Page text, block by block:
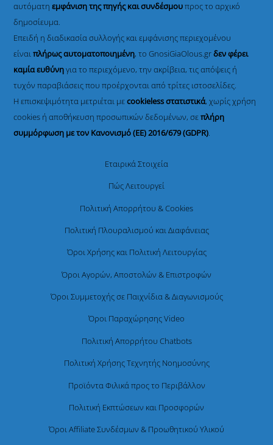
αυτόματηεμφάνιση της πηγής και συνδέσμουπρος το αρχικό
δημοσίευμα.
Επειδή η διαδικασία συλλογής και εμφάνισης περιεχομένου
είναιπλήρως αυτοματοποιημένη, το GnosiGiaOlous.grδεν φέρει
καμία ευθύνηγια το περιεχόμενο, την ακρίβεια, τις απόψεις ή
τυχόν παραβιάσεις που προέρχονται από τρίτες ιστοσελίδες.
Η επισκεψιμότητα μετριέται μεcookieless στατιστικά, χωρίς χρήση
cookies ή αποθήκευση προσωπικών δεδομένων, σεπλήρη
συμμόρφωση με τον Κανονισμό (ΕΕ) 2016/679 (GDPR).
Εταιρικά Στοιχεία
Πώς Λειτουργεί
Πολιτική Απορρήτου & Cookies
Πολιτική Πλουραλισμού και Διαφάνειας
Όροι Χρήσης και Πολιτική Λειτουργίας
Όροι Αγορών, Αποστολών & Επιστροφών
Όροι Συμμετοχής σε Παιχνίδια & Διαγωνισμούς
Όροι Παραχώρησης Video
Πολιτική Απορρήτου Chatbots
Πολιτική Χρήσης Τεχνητής Νοημοσύνης
Προϊόντα Φιλικά προς το Περιβάλλον
Πολιτική Εκπτώσεων και Προσφορών
Όροι Affiliate Συνδέσμων & Προωθητικού Υλικού